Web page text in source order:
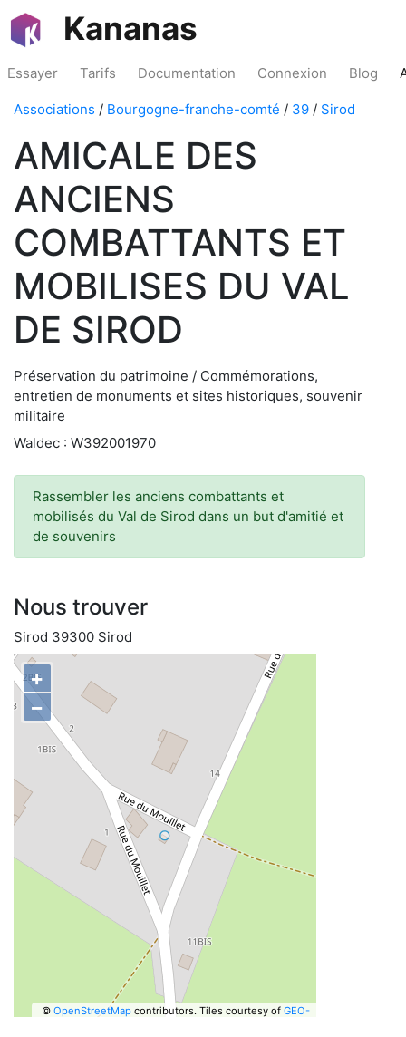
Kananas
Essayer Tarifs Documentation Connexion Blog
Associations / Bourgogne-franche-comté / 39 / Sirod
AMICALE DES
ANCIENS
COMBATTANTS ET
MOBILISES DU VAL
DE SIROD
Préservation du patrimoine / Commémorations,
entretien de monuments et sites historiques, souvenir
militaire
Waldec : W392001970
Rassembler les anciens combattants et
mobilisés du Val de Sirod dans un but d'amitié et
de souvenirs
Nous trouver
Sirod 39300 Sirod
+
−
© OpenStreetMapcontributors. Tiles courtesy of GEO-